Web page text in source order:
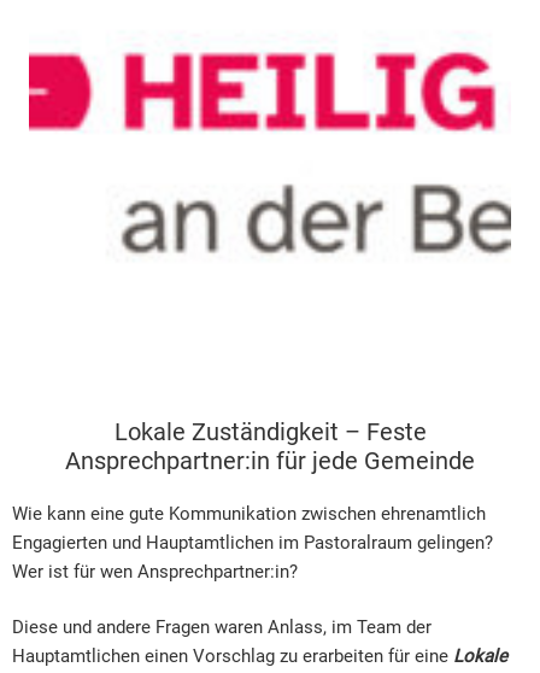
Lokale Zuständigkeit – Feste
Ansprechpartner:in für jede Gemeinde
Wie kann eine gute Kommunikation zwischen ehrenamtlich
Engagierten und Hauptamtlichen im Pastoralraum gelingen?
Wer ist für wen Ansprechpartner:in?
Diese und andere Fragen waren Anlass, im Team der
Hauptamtlichen einen Vorschlag zu erarbeiten für eine Lokale